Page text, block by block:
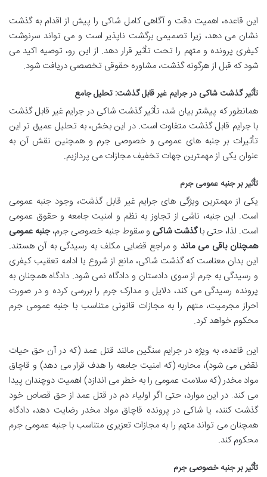
این قاعده، اهمیت دقت و آگاهی کامل شاکی را پیش از اقدام به گذشت
نشان می دهد، زیرا تصمیمی برگشت ناپذیر است و می تواند سرنوشت
کیفری پرونده و متهم را تحت تأثیر قرار دهد. از این رو، توصیه اکید می
شود که قبل از هرگونه گذشت، مشاوره حقوقی تخصصی دریافت شود.
تأثیر گذشت شاکی در جرایم غیر قابل گذشت: تحلیل جامع
همانطور که پیشتر بیان شد، تأثیر گذشت شاکی در جرایم غیر قابل گذشت
با جرایم قابل گذشت متفاوت است. در این بخش، به تحلیل عمیق تر این
تأثیرات بر جنبه های عمومی و خصوصی جرم و همچنین نقش آن به
عنوان یکی از مهمترین جهات تخفیف مجازات می پردازیم.
تأثیر بر جنبه عمومی جرم
یکی از مهمترین ویژگی های جرایم غیر قابل گذشت، وجود جنبه عمومی
است. این جنبه، ناشی از تجاوز به نظم و امنیت جامعه و حقوق عمومی
است. لذا، حتی باگذشت شاکی و سقوط جنبه خصوصی جرم،جنبه عمومی
همچنان باقی می ماند و مراجع قضایی مکلف به رسیدگی به آن هستند.
این بدان معناست که گذشت شاکی، مانع از شروع یا ادامه تعقیب کیفری
و رسیدگی به جرم از سوی دادستان و دادگاه نمی شود. دادگاه همچنان به
پرونده رسیدگی می کند، دلایل و مدارک جرم را بررسی کرده و در صورت
احراز مجرمیت، متهم را به مجازات قانونی متناسب با جنبه عمومی جرم
محکوم خواهد کرد.
این قاعده، به ویژه در جرایم سنگین مانند قتل عمد (که در آن حق حیات
نقض می شود)، محاربه (که امنیت جامعه را هدف قرار می دهد) و قاچاق
مواد مخدر (که سلامت عمومی را به خطر می اندازد) اهمیت دوچندان پیدا
می کند. در این موارد، حتی اگر اولیاء دم در قتل عمد از حق قصاص خود
گذشت کنند، یا شاکی در پرونده قاچاق مواد مخدر رضایت دهد، دادگاه
همچنان می تواند متهم را به مجازات تعزیری متناسب با جنبه عمومی جرم
محکوم کند.
تأثیر بر جنبه خصوصی جرم